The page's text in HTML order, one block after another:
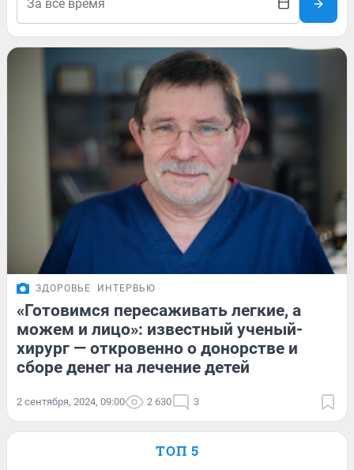
ЗДОРОВЬЕ ИНТЕРВЬЮ
«Готовимся пересаживать легкие, а
можем и лицо»: известный ученый-
хирург — откровенно о донорстве и
сборе денег на лечение детей
2 сентября, 2024, 09:00 2 630 3
ТОП 5